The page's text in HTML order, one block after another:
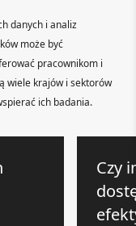
danych i analiz
może być
pracownikom i
wiele krajów i sektorów
ich badania.
Czy